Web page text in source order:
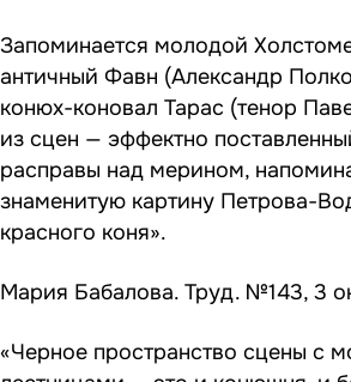
Запоминается молодой
античный Фавн (Александр
конюх-коновал Тарас (тенор
из сцен — эффектно
расправы над мерином,
знаменитую картину Петрова-
красного коня».
Мария Бабалова. Труд. №143, 3
«Черное пространство сцены с